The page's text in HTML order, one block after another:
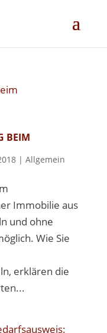
BEIM
| Allgemein
Immobilie aus
und ohne
Wie Sie
erklären die